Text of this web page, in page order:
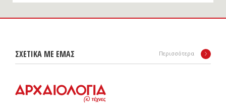
ΣΧΕΤΙΚΑ ΜΕ ΕΜΑΣ Περισσότερα